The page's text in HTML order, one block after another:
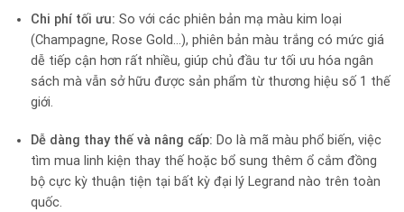
Chi phí tối ưu: So với các phiên bản mạ màu kim loại
(Champagne, Rose Gold…), phiên bản màu trắng có mức giá
dễ tiếp cận hơn rất nhiều, giúp chủ đầu tư tối ưu hóa ngân
sách mà vẫn sở hữu được sản phẩm từ thương hiệu số 1 thế
giới.
Dễ dàng thay thế và nâng cấp: Do là mã màu phổ biến, việc
tìm mua linh kiện thay thế hoặc bổ sung thêm ổ cắm đồng
bộ cực kỳ thuận tiện tại bất kỳ đại lý Legrand nào trên toàn
quốc.